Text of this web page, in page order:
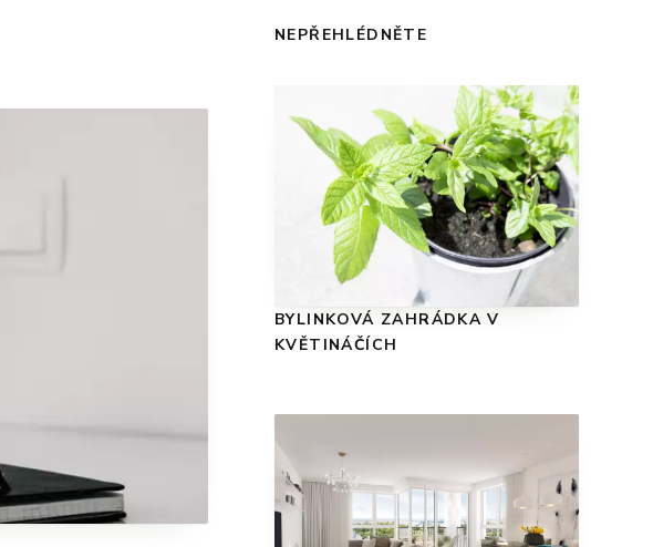
NEPŘEHLÉDNĚTE
BYLINKOVÁ ZAHRÁDKA V
KVĚTINÁČÍCH